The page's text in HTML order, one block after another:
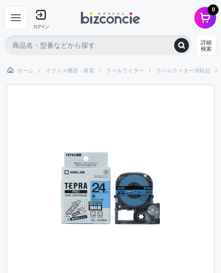
ログイン
0
詳細
検索
ホーム オフィス機器・家電 ラベルライター ラベルライター消耗品